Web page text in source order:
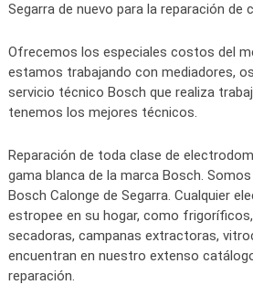
Segarra de nuevo para la reparación de
Ofrecemos los especiales costos del
estamos trabajando con mediadores,
servicio técnico Bosch que realiza
tenemos los mejores técnicos.
Reparación de toda clase de
gama blanca de la marca Bosch.
Bosch Calonge de Segarra. Cualquier
estropee en su hogar, como
secadoras, campanas extractoras,
encuentran en nuestro extenso
reparación.